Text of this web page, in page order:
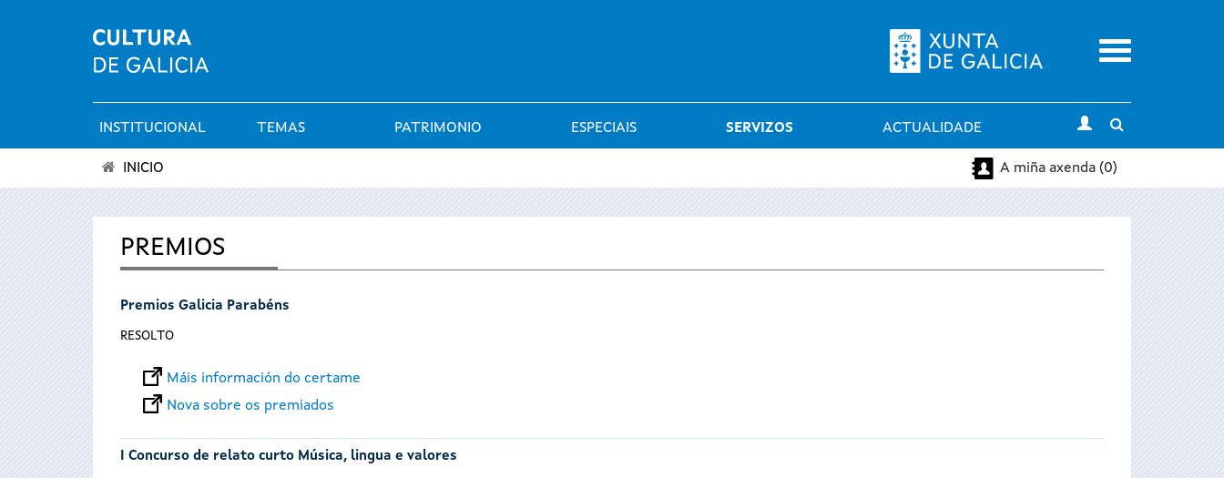
Menu
Menú
principal
INSTITUCIONAL TEMAS PATRIMONIO ESPECIAIS SERVIZOS ACTUALIDADE
search
está
INICIO A miña axenda (0)
PREMIOS
Premios Galicia Parabéns
RESOLTO
Máis información do certame
Nova sobre os premiados
I Concurso de relato curto Música, lingua e valores